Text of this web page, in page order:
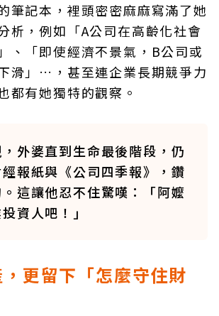
筆記本，裡頭密密麻麻寫滿了她
析，例如「A公司在高齡化社會
、「即使經濟不景氣，B公司或
滑」…，甚至連企業長期競爭力
都有她獨特的觀察。
外婆直到生命最後階段，仍
報紙與《公司四季報》，鑽
這讓他忍不住驚嘆：「阿嬤
資人吧！」
更留下「怎麼守住財